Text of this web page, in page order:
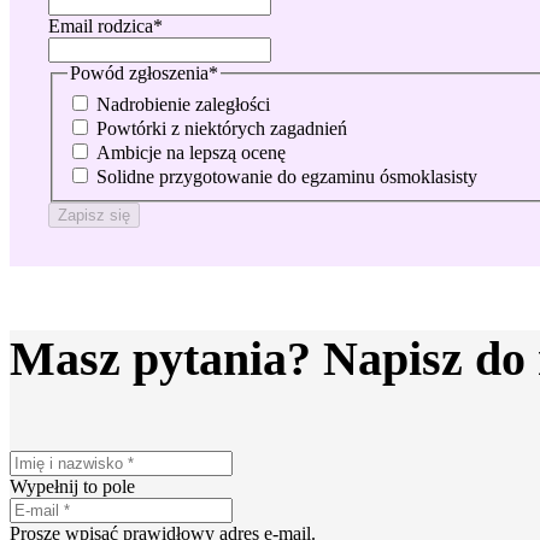
Email rodzica*
Powód zgłoszenia*
Nadrobienie zaległości
Powtórki z niektórych zagadnień
Ambicje na lepszą ocenę
Solidne przygotowanie do egzaminu ósmoklasisty
Zapisz się
Masz pytania? Napisz do
Wypełnij to pole
Proszę wpisać prawidłowy adres e-mail.